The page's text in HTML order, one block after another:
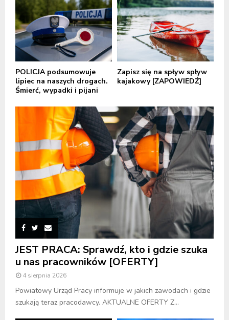
POLICJA podsumowuje
lipiec na naszych drogach.
Śmierć, wypadki i pijani
Zapisz się na spływ spływ
kajakowy [ZAPOWIEDŹ]
JEST PRACA: Sprawdź, kto i gdzie szuka
u nas pracowników [OFERTY]
4 sierpnia 2026
Powiatowy Urząd Pracy informuje w jakich zawodach i gdzie
szukają teraz pracodawcy. AKTUALNE OFERTY Z...